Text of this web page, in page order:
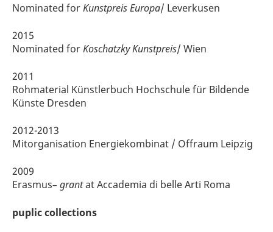
Nominated forKunstpreis Europa/ Leverkusen
2015
Nominated forKoschatzky Kunstpreis/ Wien
2011
Rohmaterial Künstlerbuch Hochschule für Bildende
Künste Dresden
2012-2013
Mitorganisation Energiekombinat / Offraum Leipzig
2009
Erasmus– grantat Accademia di belle Arti Roma
puplic collections